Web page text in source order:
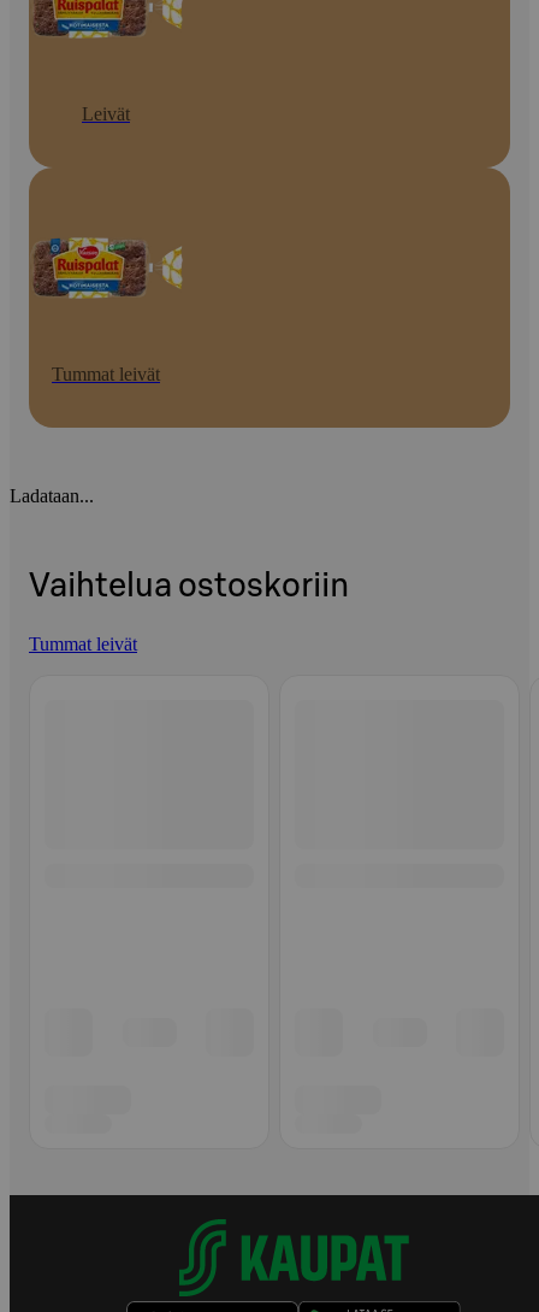
Leivät
Tummat leivät
Ladataan...
Vaihtelua ostoskoriin
Tummat leivät